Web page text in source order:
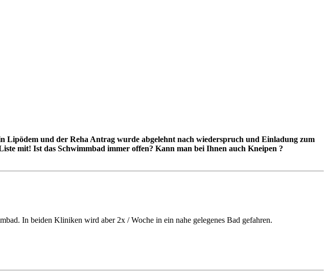
Lipödem und der Reha Antrag wurde abgelehnt nach wiederspruch und Einladung zum
mit! Ist das Schwimmbad immer offen? Kann man bei Ihnen auch Kneipen ?
In beiden Kliniken wird aber 2x / Woche in ein nahe gelegenes Bad gefahren.